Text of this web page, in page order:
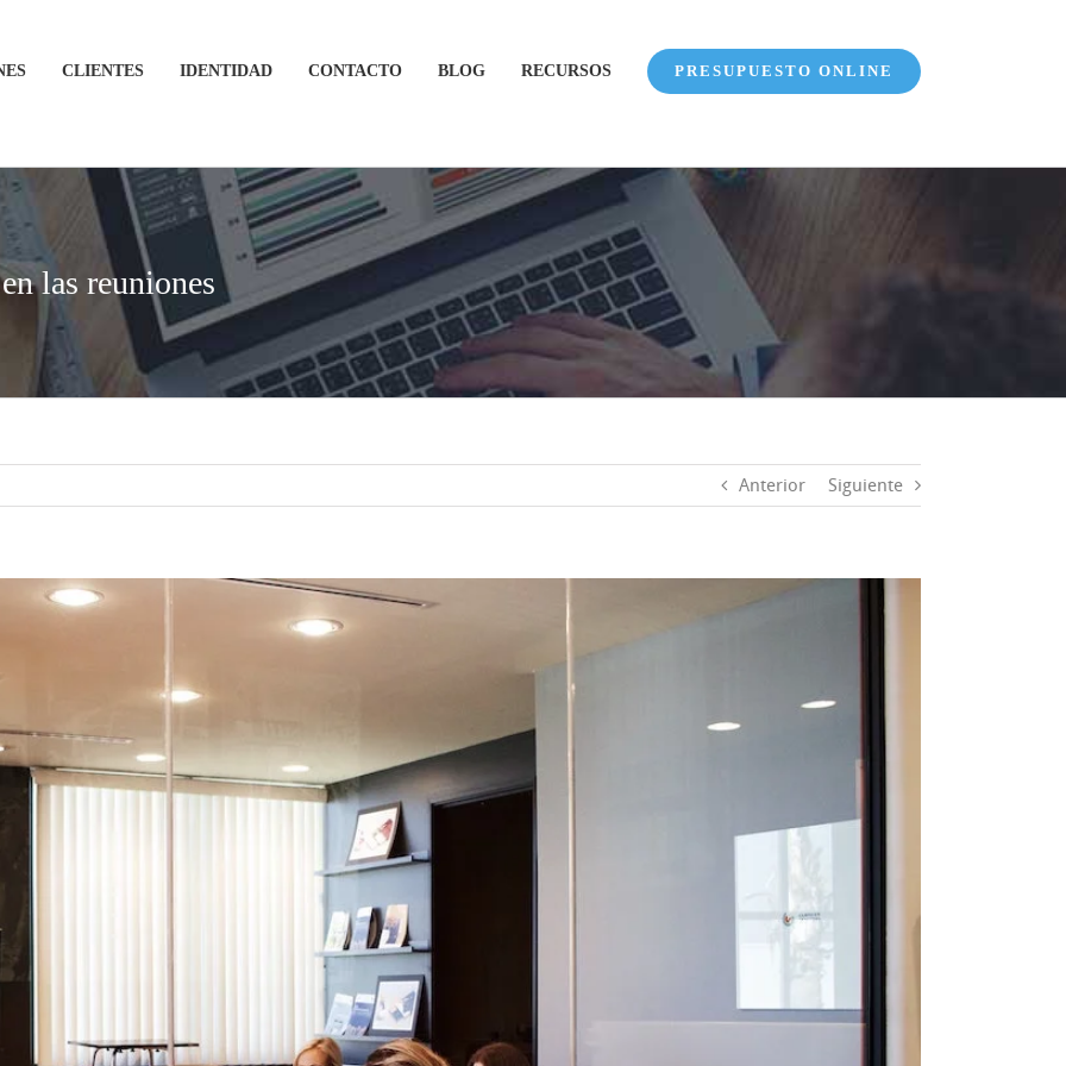
CLIENTES IDENTIDAD CONTACTO BLOG RECURSOS PRESUPUESTO ONLINE
las reuniones
Anterior Siguiente